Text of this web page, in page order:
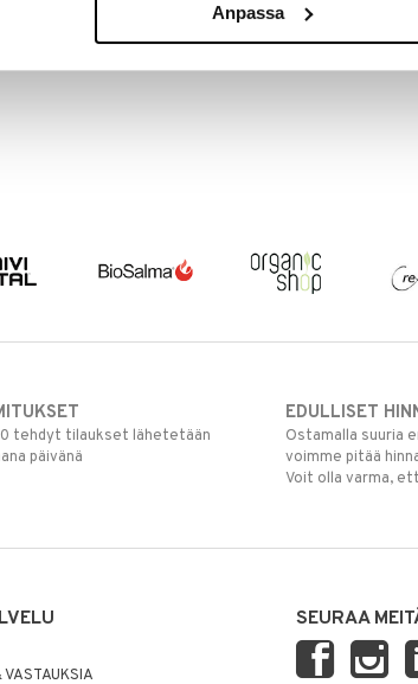
Anpassa
(latausaika noin 2-3 tuntia). Konepestävä
tehdyt tilaukset lähetetään
päivänä
EDULLISET
Ostamalla suuria
voimme pitää
Voit olla varma,
SEURAA